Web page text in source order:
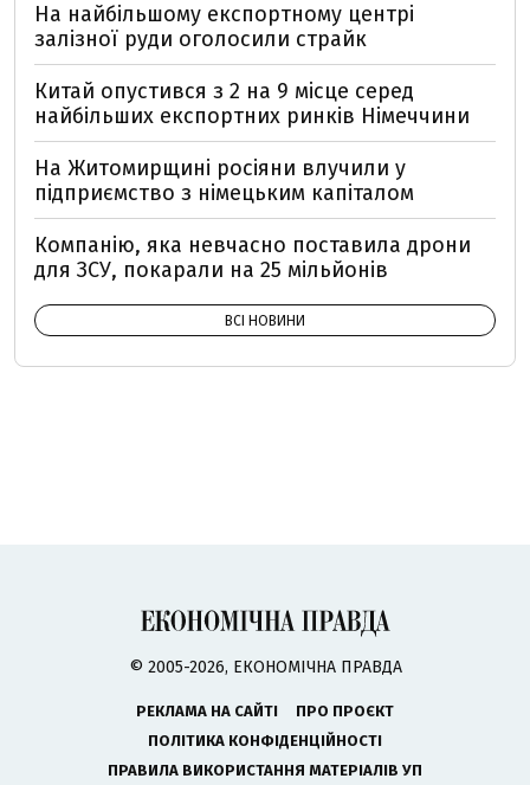
На найбільшому експортному центрі
залізної руди оголосили страйк
Китай опустився з 2 на 9 місце серед
найбільших експортних ринків Німеччини
На Житомирщині росіяни влучили у
підприємство з німецьким капіталом
Компанію, яка невчасно поставила дрони
для ЗСУ, покарали на 25 мільйонів
ВСІ НОВИНИ
© 2005-2026, ЕКОНОМІЧНА ПРАВДА
РЕКЛАМА НА САЙТІ
ПРО ПРОЄКТ
ПОЛІТИКА КОНФІДЕНЦІЙНОСТІ
ПРАВИЛА ВИКОРИСТАННЯ МАТЕРІАЛІВ УП